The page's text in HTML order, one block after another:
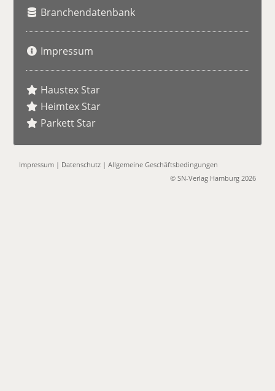
Branchendatenbank
Impressum
Haustex Star
Heimtex Star
Parkett Star
Impressum | Datenschutz |Allgemeine Geschäftsbedingungen
© SN-Verlag Hamburg 2026